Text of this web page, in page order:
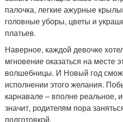
палочка, легкие ажурные
головные уборы, цветы и
платьев.
Наверное, каждой девочке
мгновение оказаться на месте
волшебницы. И Новый год
исполнении этого желания.
карнавале – вполне реальное,
значит, родителям пора
подготовкой.